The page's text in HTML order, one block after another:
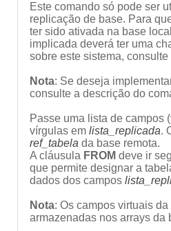
Este comando só pode ser
replicação de base. Para
ter sido ativada na base
implicada deverá ter uma
sobre este sistema,
Nota: Se deseja
consulte a descrição do
Passe uma lista de campos
vírgulas em lista_replicada.
ref_tabela da base remota.
A cláusula FROM deve ir
que permite designar a
dados dos campos
Nota: Os campos virtuais
armazenadas nos arrays da